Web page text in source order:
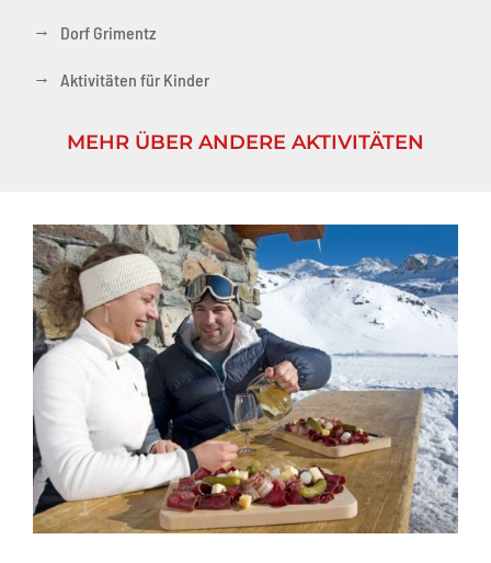
→ Dorf Grimentz
→ Aktivitäten für Kinder
MEHR ÜBER ANDERE AKTIVITÄTEN